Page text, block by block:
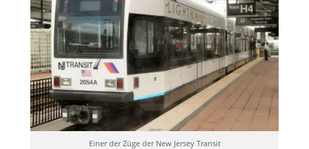
Einer der Züge der New Jersey Transit